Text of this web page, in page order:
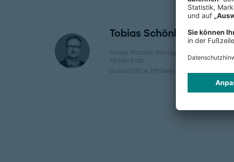
Tobias Schönberg
Senior Partner, Managing Director
Middle East
Dubai Office, Mittlerer Osten